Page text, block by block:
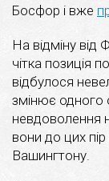
Босфор і вже
На відміну від
чітка позиція
відбулося
змінює одного
невдоволення
вони до цих
Вашингтону.